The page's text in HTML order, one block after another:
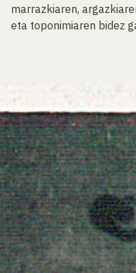
marrazkiaren,
eta toponimiaren bidez